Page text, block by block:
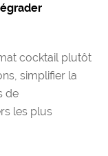
cocktail plutôt
simplifier la
de
les plus